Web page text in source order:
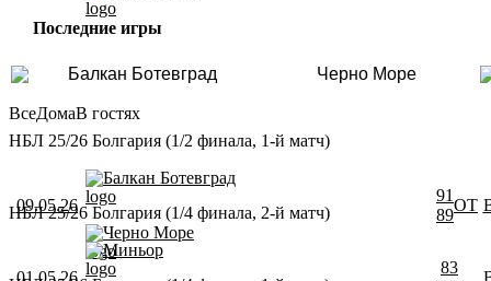
Последние игры
Балкан Ботевград Черно Море
ВсеДомаВ гостях
НБЛ 25/26 Болгария (1/2 финала, 1-й матч)
09.05.26
Балкан Ботевград
Черно Море
91
89
ОТ
НБЛ 25/26 Болгария (1/4 финала, 2-й матч)
01.05.26
Миньор
83